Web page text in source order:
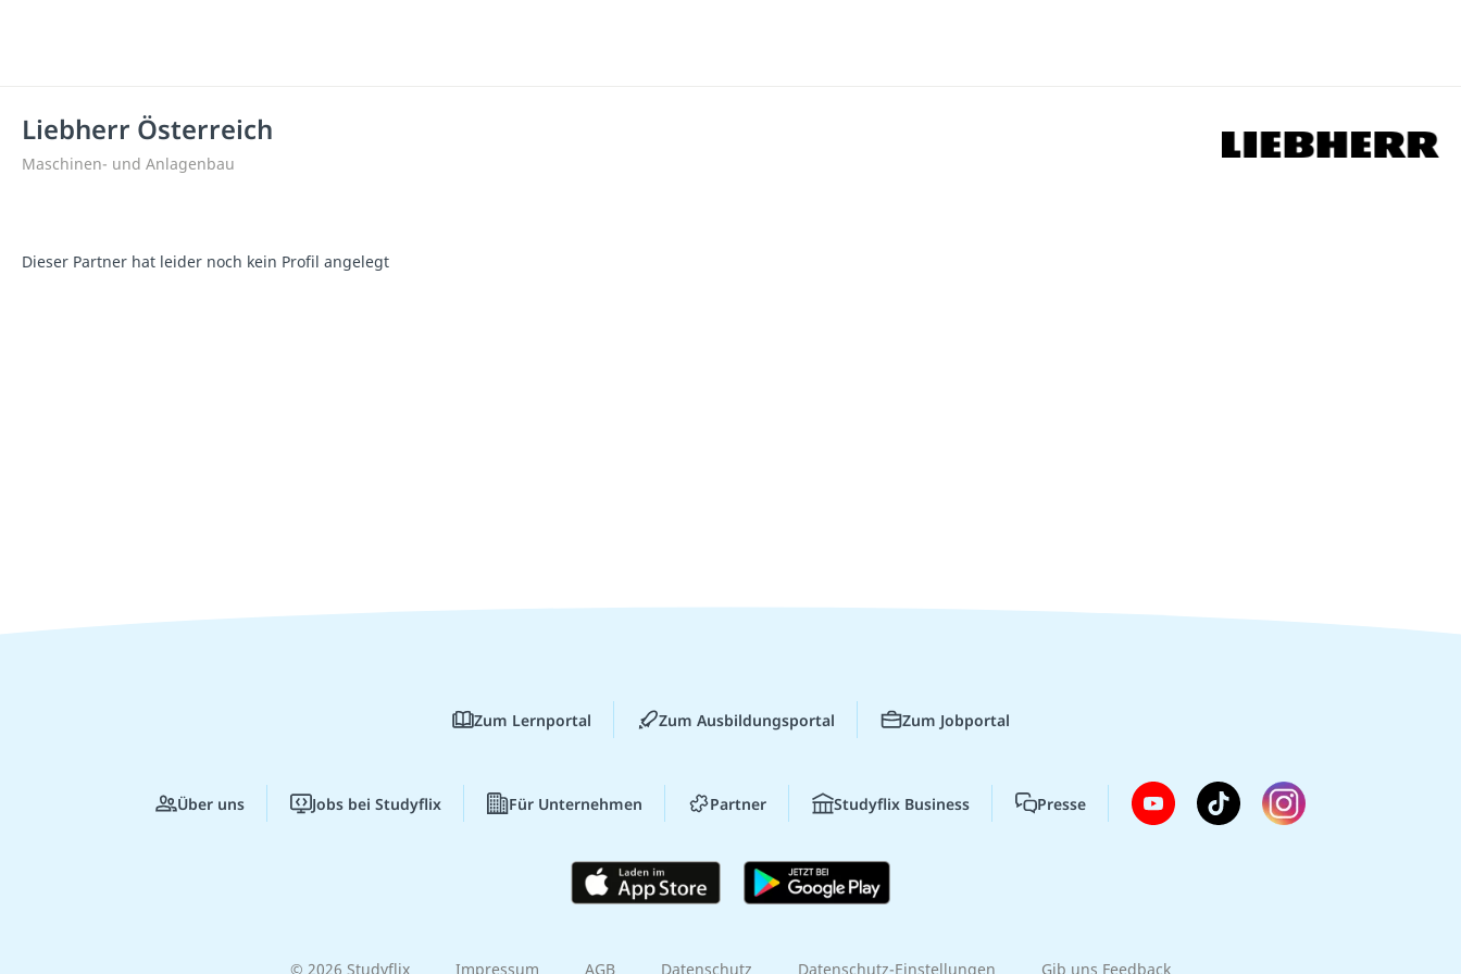
Liebherr Österreich
Maschinen- und Anlagenbau
Dieser Partner hat leider noch kein Profil angelegt
Zum Lernportal Zum Ausbildungsportal Zum Jobportal
Über uns Jobs bei Studyflix Für Unternehmen Partner Studyflix Business Presse
© 2026 Studyflix Impressum AGB Datenschutz Datenschutz-Einstellungen Gib uns Feedback